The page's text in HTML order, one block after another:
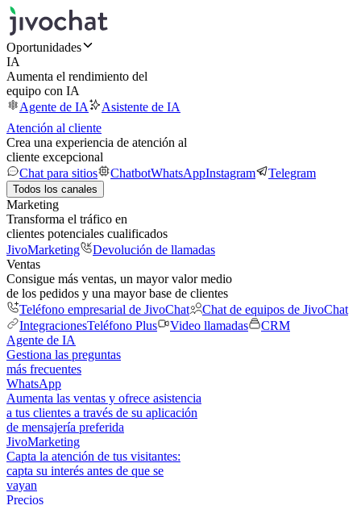
Oportunidades
IA
Aumenta el rendimiento del
equipo con IA
Agente de IA
Asistente de IA
Atención al cliente
Crea una experiencia de atención al
cliente excepcional
Chat para sitios
ChatbotWhatsAppInstagram Telegram
Todos los canales
Marketing
Transforma el tráfico en
clientes potenciales cualificados
JivoMarketing
Devolución de llamadas
Ventas
Consigue más ventas, un mayor valor medio
de los pedidos y una mayor base de clientes
Teléfono empresarial de JivoChat
Chat de equipos de JivoChat
IntegracionesTeléfono Plus Video llamadas
CRM
Agente de IA
Gestiona las preguntas
más frecuentes
WhatsApp
Aumenta las ventas y ofrece asistencia
a tus clientes a través de su aplicación
de mensajería preferida
JivoMarketing
Capta la atención de tus visitantes:
capta su interés antes de que se
vayan
Precios